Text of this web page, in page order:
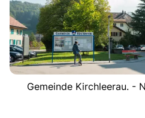
Gemeinde Kirchleerau. -